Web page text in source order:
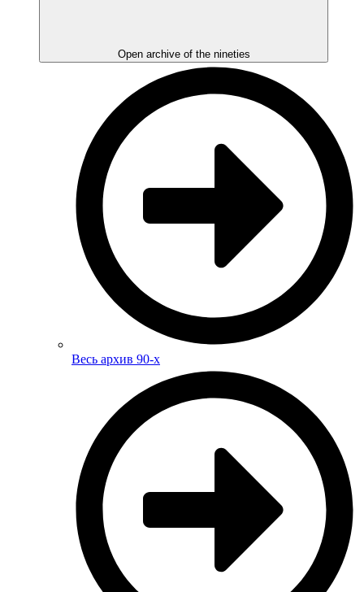
Open archive of the nineties
Весь архив 90-х